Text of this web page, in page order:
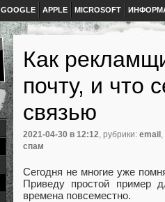
GOOGLE APPLE MICROSOFT
Как
почту, и что
связью
2021-04-30 в 12:12, рубрики: email ,
спам
Сегодня не многие уже
Приведу простой пример
времена повсеместно.